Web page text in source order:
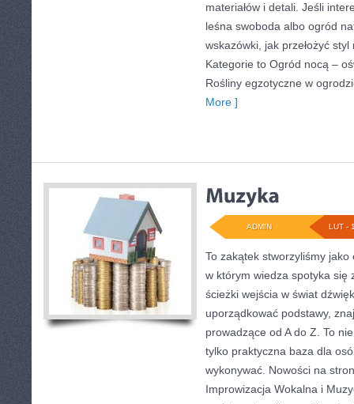
materiałów i detali. Jeśli
leśna swoboda albo ogród
wskazówki, jak przełożyć
Kategorie to Ogród nocą –
Rośliny egzotyczne w
More ]
LUT -
ADMIN
To zakątek stworzyliśmy
w którym wiedza spotyka się
ścieżki wejścia w świat
uporządkować podstawy,
prowadzące od A do Z. To
tylko praktyczna baza dla
wykonywać. Nowości na
Improwizacja Wokalna i